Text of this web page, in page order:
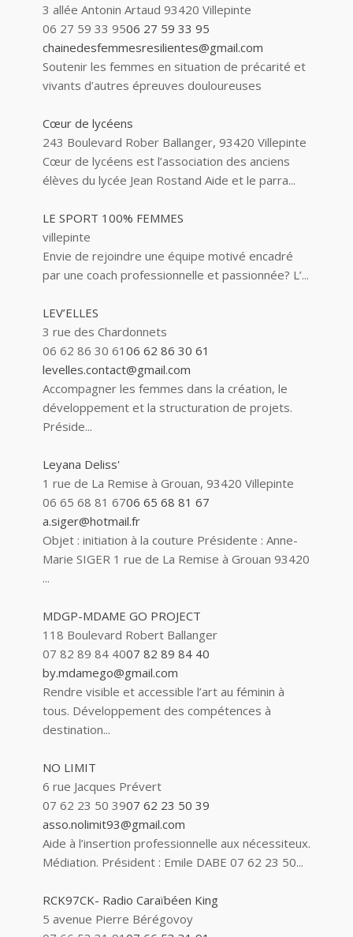
3 allée Antonin Artaud 93420 Villepinte
06 27 59 33 9506 27 59 33 95
chainedesfemmesresilientes@gmail.com
Soutenir les femmes en situation de précarité et
vivants d’autres épreuves douloureuses
Cœur de lycéens
243 Boulevard Rober Ballanger, 93420 Villepinte
Cœur de lycéens est l’association des anciens
élèves du lycée Jean Rostand Aide et le parra...
LE SPORT 100% FEMMES
villepinte
Envie de rejoindre une équipe motivé encadré
par une coach professionnelle et passionnée? L’...
LEV’ELLES
3 rue des Chardonnets
06 62 86 30 61 06 62 86 30 61
levelles.contact@gmail.com
Accompagner les femmes dans la création, le
développement et la structuration de projets.
Préside...
Leyana Deliss'
1 rue de La Remise à Grouan, 93420 Villepinte
06 65 68 81 6706 65 68 81 67
a.siger@hotmail.fr
Objet : initiation à la couture Présidente : Anne-
Marie SIGER 1 rue de La Remise à Grouan 93420
...
MDGP-MDAME GO PROJECT
118 Boulevard Robert Ballanger
07 82 89 84 4007 82 89 84 40
by.mdamego@gmail.com
Rendre visible et accessible l’art au féminin à
tous. Développement des compétences à
destination...
NO LIMIT
6 rue Jacques Prévert
07 62 23 50 3907 62 23 50 39
asso.nolimit93@gmail.com
Aide à l’insertion professionnelle aux nécessiteux.
Médiation. Président : Emile DABE 07 62 23 50...
RCK97CK- Radio Caraïbéen King
5 avenue Pierre Bérégovoy